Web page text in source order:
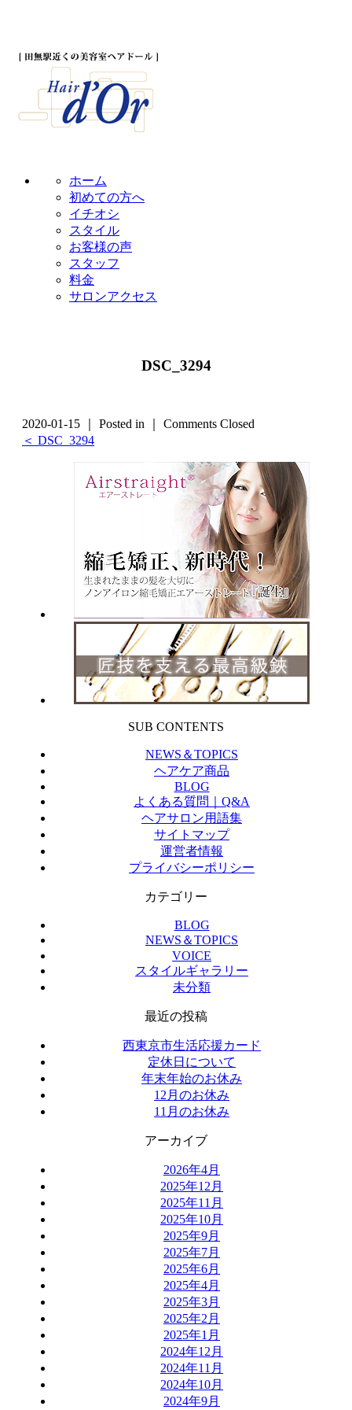
ホーム
初めての方へ
イチオシ
スタイル
お客様の声
スタッフ
料金
サロンアクセス
DSC_3294
2020-01-15 ｜ Posted in ｜ Comments Closed
＜ DSC_3294
SUB CONTENTS
NEWS＆TOPICS
ヘアケア商品
BLOG
よくある質問｜Q&A
ヘアサロン用語集
サイトマップ
運営者情報
プライバシーポリシー
カテゴリー
BLOG
NEWS＆TOPICS
VOICE
スタイルギャラリー
未分類
最近の投稿
西東京市生活応援カード
定休日について
年末年始のお休み
12月のお休み
11月のお休み
アーカイブ
2026年4月
2025年12月
2025年11月
2025年10月
2025年9月
2025年7月
2025年6月
2025年4月
2025年3月
2025年2月
2025年1月
2024年12月
2024年11月
2024年10月
2024年9月